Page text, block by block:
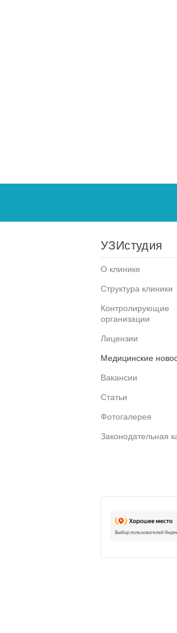
УЗИстудия
О клинике
Структура клиники
Контролирующие
организации
Лицензии
Медицинские
Вакансии
Статьи
Фотогалерея
Законодательная